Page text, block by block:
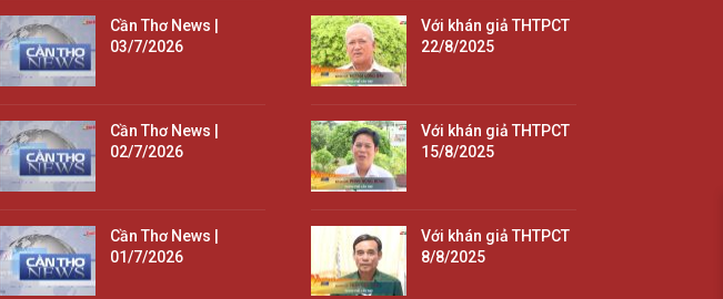
Cần Thơ News |
03/7/2026
Cần Thơ News |
02/7/2026
Cần Thơ News |
01/7/2026
Với khán giả THTPCT
22/8/2025
Với khán giả THTPCT
15/8/2025
Với khán giả THTPCT
8/8/2025